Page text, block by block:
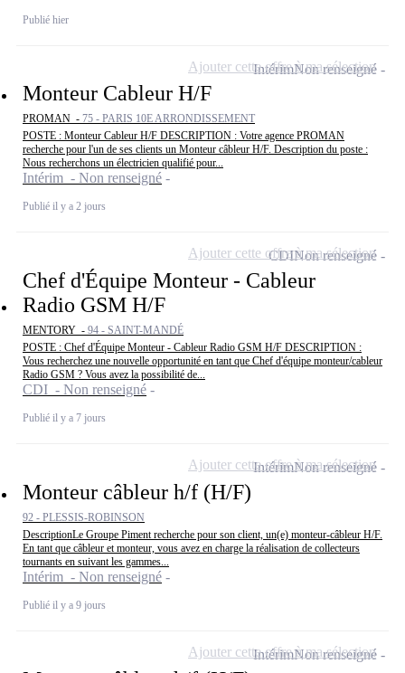
Publié hier
Monteur Cableur H/F
PROMAN - 75 - PARIS 10E ARRONDISSEMENT
POSTE : Monteur Cableur H/F DESCRIPTION : Votre agence PROMAN
recherche pour l'un de ses clients un Monteur câbleur H/F. Description du poste :
Nous recherchons un électricien qualifié pour...
Intérim - Non renseigné
Publié il y a 2 jours
IntérimNon renseigné
Ajouter cette offre à ma sélection
Chef d'Équipe Monteur - Cableur
Radio GSM H/F
MENTORY - 94 - SAINT-MANDÉ
POSTE : Chef d'Équipe Monteur - Cableur Radio GSM H/F DESCRIPTION :
Vous recherchez une nouvelle opportunité en tant que Chef d'équipe monteur/cableur
Radio GSM ? Vous avez la possibilité de...
CDI - Non renseigné
Publié il y a 7 jours
CDINon renseigné
Ajouter cette offre à ma sélection
Monteur câbleur h/f (H/F)
92 - PLESSIS-ROBINSON
DescriptionLe Groupe Piment recherche pour son client, un(e) monteur-câbleur H/F.
En tant que câbleur et monteur, vous avez en charge la réalisation de collecteurs
tournants en suivant les gammes...
Intérim - Non renseigné
Publié il y a 9 jours
IntérimNon renseigné
Ajouter cette offre à ma sélection
IntérimNon renseigné
Ajouter cette offre à ma sélection